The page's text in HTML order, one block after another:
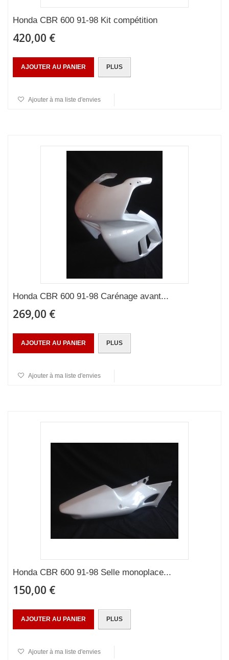
Honda CBR 600 91-98 Kit compétition
420,00 €
AJOUTER AU PANIER PLUS
Ajouter à ma liste d'envies
Honda CBR 600 91-98 Carénage avant...
269,00 €
AJOUTER AU PANIER PLUS
Ajouter à ma liste d'envies
Honda CBR 600 91-98 Selle monoplace...
150,00 €
AJOUTER AU PANIER PLUS
Ajouter à ma liste d'envies